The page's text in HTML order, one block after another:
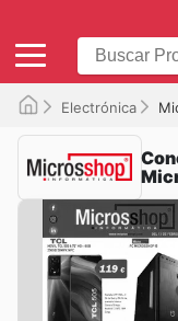
Electrónica